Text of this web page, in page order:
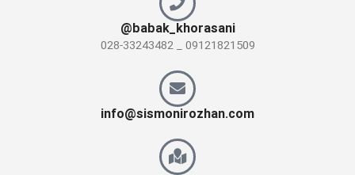
babak_khorasani@
09121821509 _ 028-33243482
info@sismonirozhan.com